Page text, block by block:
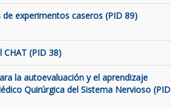
experimentos caseros (PID 89)
CHAT (PID 38)
la autoevaluación y el aprendizaje
Quirúrgica del Sistema Nervioso (PID